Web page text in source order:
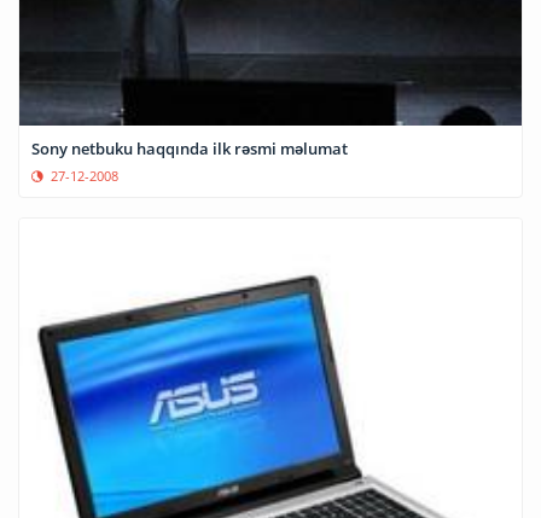
Sony netbuku haqqında ilk rəsmi məlumat
27-12-2008